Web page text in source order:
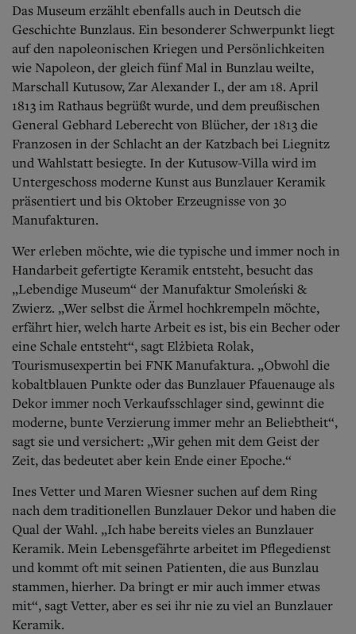
Das Museum erzählt ebenfalls auch in Deutsch die
Geschichte Bunzlaus. Ein besonderer Schwerpunkt liegt
auf den napoleonischen Kriegen und Persönlichkeiten
wie Napoleon, der gleich fünf Mal in Bunzlau weilte,
Marschall Kutusow, Zar Alexander I., der am 18. April
1813 im Rathaus begrüßt wurde, und dem preußischen
General Gebhard Leberecht von Blücher, der 1813 die
Franzosen in der Schlacht an der Katzbach bei Liegnitz
und Wahlstatt besiegte. In der Kutusow-Villa wird im
Untergeschoss moderne Kunst aus Bunzlauer Keramik
präsentiert und bis Oktober Erzeugnisse von 30
Manufakturen.
Wer erleben möchte, wie die typische und immer noch in
Handarbeit gefertigte Keramik entsteht, besucht das
„Lebendige Museum“ der Manufaktur Smoleński &
Zwierz. „Wer selbst die Ärmel hochkrempeln möchte,
erfährt hier, welch harte Arbeit es ist, bis ein Becher oder
eine Schale entsteht“, sagt Elżbieta Rolak,
Tourismusexpertin bei FNK Manufaktura. „Obwohl die
kobaltblauen Punkte oder das Bunzlauer Pfauenauge als
Dekor immer noch Verkaufsschlager sind, gewinnt die
moderne, bunte Verzierung immer mehr an Beliebtheit“,
sagt sie und versichert: „Wir gehen mit dem Geist der
Zeit, das bedeutet aber kein Ende einer Epoche.“
Ines Vetter und Maren Wiesner suchen auf dem Ring
nach dem traditionellen Bunzlauer Dekor und haben die
Qual der Wahl. „Ich habe bereits vieles an Bunzlauer
Keramik. Mein Lebensgefährte arbeitet im Pflegedienst
und kommt oft mit seinen Patienten, die aus Bunzlau
stammen, hierher. Da bringt er mir auch immer etwas
mit“, sagt Vetter, aber es sei ihr nie zu viel an Bunzlauer
Keramik.